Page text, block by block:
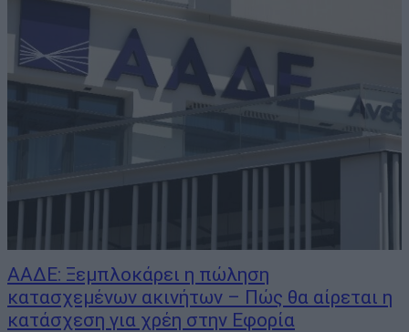
ΑΑΔΕ: Ξεμπλοκάρει η πώληση
κατασχεμένων ακινήτων – Πώς θα αίρεται η
κατάσχεση για χρέη στην Εφορία